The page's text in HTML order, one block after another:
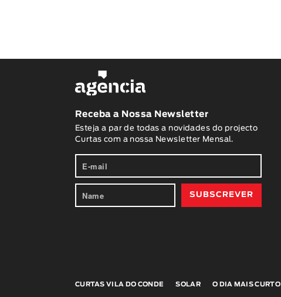
Receba a Nossa Newsletter
Esteja a par de todas a novidades do projecto
Curtas com a nossa Newsletter Mensal.
CURTAS VILA DO CONDE SOLAR O DIA MAIS CURTO